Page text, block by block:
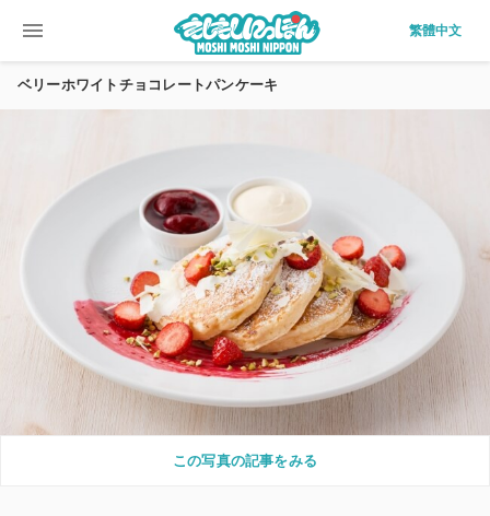
menu 繁體中文
ベリーホワイトチョコレートパンケーキ
この写真の記事をみる